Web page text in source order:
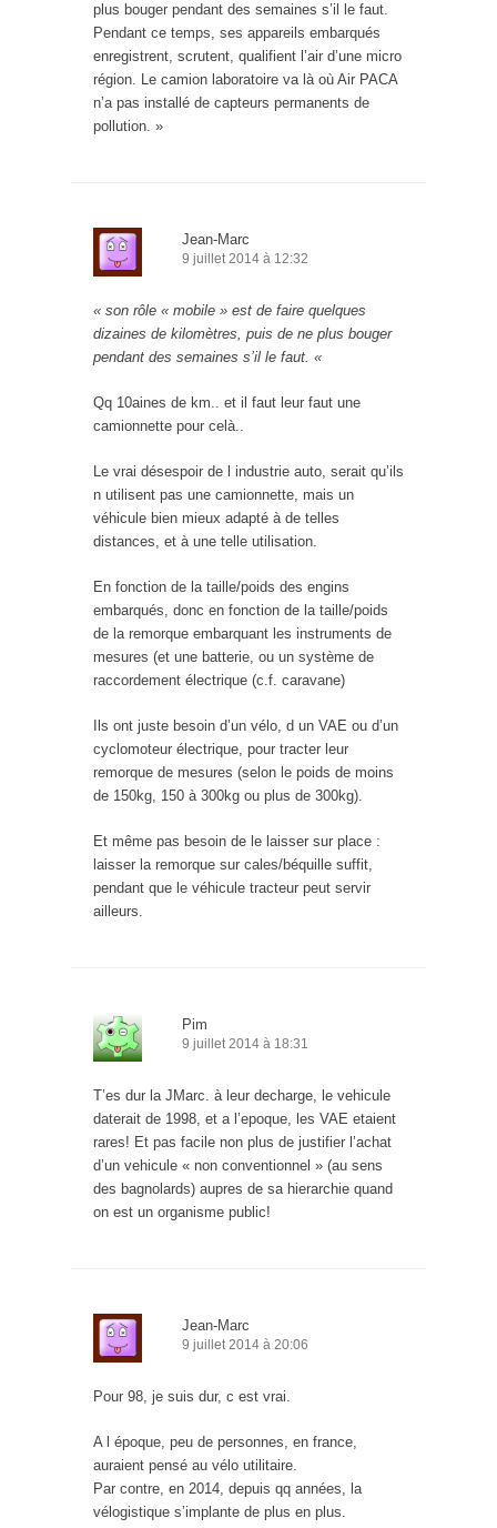
plus bouger pendant des semaines s’il le faut.
Pendant ce temps, ses appareils embarqués
enregistrent, scrutent, qualifient l’air d’une micro
région. Le camion laboratoire va là où Air PACA
n’a pas installé de capteurs permanents de
pollution. »
Jean-Marc
9 juillet 2014 à 12:32
« son rôle « mobile » est de faire quelques
dizaines de kilomètres, puis de ne plus bouger
pendant des semaines s’il le faut. «
Qq 10aines de km.. et il faut leur faut une
camionnette pour celà..
Le vrai désespoir de l industrie auto, serait qu’ils
n utilisent pas une camionnette, mais un
véhicule bien mieux adapté à de telles
distances, et à une telle utilisation.
En fonction de la taille/poids des engins
embarqués, donc en fonction de la taille/poids
de la remorque embarquant les instruments de
mesures (et une batterie, ou un système de
raccordement électrique (c.f. caravane)
Ils ont juste besoin d’un vélo, d un VAE ou d’un
cyclomoteur électrique, pour tracter leur
remorque de mesures (selon le poids de moins
de 150kg, 150 à 300kg ou plus de 300kg).
Et même pas besoin de le laisser sur place :
laisser la remorque sur cales/béquille suffit,
pendant que le véhicule tracteur peut servir
ailleurs.
Pim
9 juillet 2014 à 18:31
T’es dur la JMarc. à leur decharge, le vehicule
daterait de 1998, et a l’epoque, les VAE etaient
rares! Et pas facile non plus de justifier l’achat
d’un vehicule « non conventionnel » (au sens
des bagnolards) aupres de sa hierarchie quand
on est un organisme public!
Jean-Marc
9 juillet 2014 à 20:06
Pour 98, je suis dur, c est vrai.
A l époque, peu de personnes, en france,
auraient pensé au vélo utilitaire.
Par contre, en 2014, depuis qq années, la
vélogistique s’implante de plus en plus.